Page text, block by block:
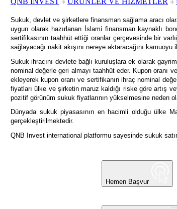
Sukuk, devlet ve şirketlere finansman sağlama aracı
uygun olarak hazırlanan İslami finansman kaynaklı
sertifikasının taahhüt ettiği oranlar çerçevesinde bir
sağlayacağı nakit akışını nereye aktaracağını
Sukuk ihracını devlete bağlı kuruluşlara ek olarak
nominal değerle geri almayı taahhüt eder. Kupon oranı
ekleyerek kupon oranı ve sertifikanın ihraç nominal
fiyatları ülke ve şirketin maruz kaldığı riske göre artış
pozitif görünüm sukuk fiyatlarının yükselmesine neden
Dünyada sukuk piyasasının en hacimli olduğu ülke
gerçekleştirilmektedir.
QNB Invest international platformu sayesinde sukuk
Hemen Başvur